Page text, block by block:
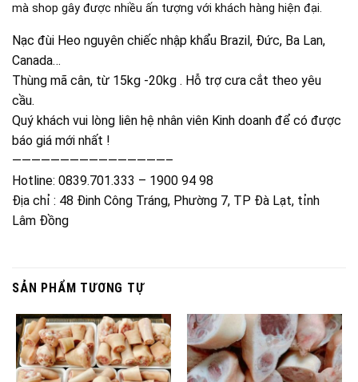
Đuôi Heo
Giá: Liên Hệ
Móng giò heo sau ( dựng
Giá: Liên Hệ
THÔNG TIN LIÊN HỆ
0839 701 333
0977 987 848